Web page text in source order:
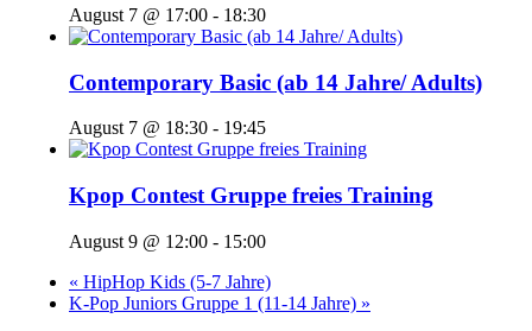
August 7 @ 17:00 - 18:30
Contemporary Basic (ab 14 Jahre/ Adults)
August 7 @ 18:30 - 19:45
Kpop Contest Gruppe freies Training
August 9 @ 12:00 - 15:00
« HipHop Kids (5-7 Jahre)
K-Pop Juniors Gruppe 1 (11-14 Jahre) »